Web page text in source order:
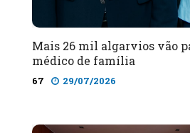
Mais 26 mil algarvios vão
médico de família
67 29/07/2026